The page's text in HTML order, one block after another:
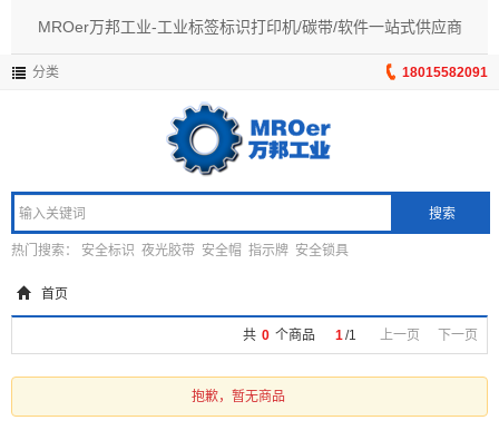
MROer万邦工业-工业标签标识打印机/碳带/软件一站式供应商
18015582091
分类
搜索
热门搜索： 安全标识 夜光胶带 安全帽 指示牌 安全锁具
首页
共 0 个商品 1 /1 上一页 下一页
抱歉，暂无商品